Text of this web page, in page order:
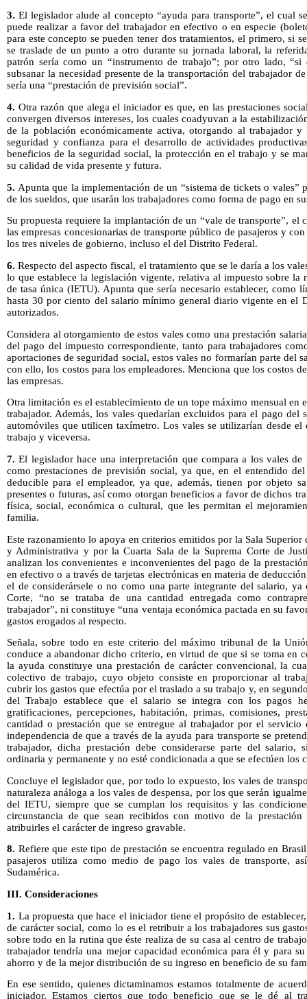
3. El legislador alude al concepto “ayuda para transporte”, el cual
puede realizar a favor del trabajador en efectivo o en especie
para este concepto se pueden tener dos tratamientos, el primero, si
se traslade de un punto a otro durante su jornada laboral, la
patrón sería como un “instrumento de trabajo”; por otro lado,
subsanar la necesidad presente de la transportación del trabajador
sería una “prestación de previsión social”.
4. Otra razón que alega el iniciador es que, en las prestaciones
convergen diversos intereses, los cuales coadyuvan a la
de la población económicamente activa, otorgando al trabajador y
seguridad y confianza para el desarrollo de actividades
beneficios de la seguridad social, la protección en el trabajo y se
su calidad de vida presente y futura.
5. Apunta que la implementación de un “sistema de tickets o vales”
de los sueldos, que usarán los trabajadores como forma de pago en
Su propuesta requiere la implantación de un “vale de transporte”, el
las empresas concesionarias de transporte público de pasajeros y
los tres niveles de gobierno, incluso el del Distrito Federal.
6. Respecto del aspecto fiscal, el tratamiento que se le daría a los
lo que establece la legislación vigente, relativa al impuesto sobre la
de tasa única (IETU). Apunta que sería necesario establecer, como
hasta 30 por ciento del salario mínimo general diario vigente en el
autorizados.
Considera al otorgamiento de estos vales como una prestación
del pago del impuesto correspondiente, tanto para trabajadores
aportaciones de seguridad social, estos vales no formarían parte del
con ello, los costos para los empleadores. Menciona que los costos
las empresas.
Otra limitación es el establecimiento de un tope máximo mensual en
trabajador. Además, los vales quedarían excluidos para el pago del
automóviles que utilicen taxímetro. Los vales se utilizarían desde
trabajo y viceversa.
7. El legislador hace una interpretación que compara a los vales de
como prestaciones de previsión social, ya que, en el entendido
deducible para el empleador, ya que, además, tienen por objeto
presentes o futuras, así como otorgan beneficios a favor de dichos
física, social, económica o cultural, que les permitan el
familia.
Este razonamiento lo apoya en criterios emitidos por la Sala
y Administrativa y por la Cuarta Sala de la Suprema Corte de
analizan los convenientes e inconvenientes del pago de la
en efectivo o a través de tarjetas electrónicas en materia de
el de considerársele o no como una parte integrante del salario,
Corte, “no se trataba de una cantidad entregada como
trabajador”, ni constituye “una ventaja económica pactada en su
gastos erogados al respecto.
Señala, sobre todo en este criterio del máximo tribunal de la
conduce a abandonar dicho criterio, en virtud de que si se toma en
la ayuda constituye una prestación de carácter convencional, la
colectivo de trabajo, cuyo objeto consiste en proporcionar al
cubrir los gastos que efectúa por el traslado a su trabajo y, en
del Trabajo establece que el salario se integra con los pagos
gratificaciones, percepciones, habitación, primas, comisiones,
cantidad o prestación que se entregue al trabajador por el servicio
independencia de que a través de la ayuda para transporte se
trabajador, dicha prestación debe considerarse parte del salario,
ordinaria y permanente y no esté condicionada a que se efectúen los
Concluye el legislador que, por todo lo expuesto, los vales de
naturaleza análoga a los vales de despensa, por los que serán
del IETU, siempre que se cumplan los requisitos y las
circunstancia de que sean recibidos con motivo de la
atribuirles el carácter de ingreso gravable.
8. Refiere que este tipo de prestación se encuentra regulado en
pasajeros utiliza como medio de pago los vales de transporte,
Sudamérica.
III. Consideraciones
1. La propuesta que hace el iniciador tiene el propósito de
de carácter social, como lo es el retribuir a los trabajadores sus
sobre todo en la rutina que éste realiza de su casa al centro de
trabajador tendría una mejor capacidad económica para él y para
ahorro y de la mejor distribución de su ingreso en beneficio de su
En ese sentido, quienes dictaminamos estamos totalmente de
iniciador. Estamos ciertos que todo beneficio que se le dé al